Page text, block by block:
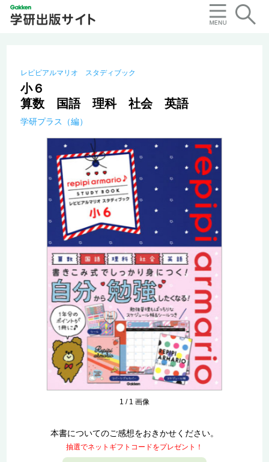
レピピアルマリオ スタディブック
小６
算数 国語 理科 社会 英語
学研プラス（編）
1 / 1 画像
本書についてのご感想をおきかせください。
抽選でネットギフトコードをプレゼント！